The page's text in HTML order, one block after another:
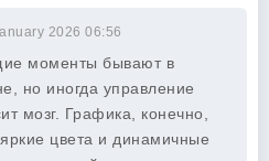
2026 06:56
моменты бывают в
но иногда управление
мозг. Графика, конечно,
цвета и динамичные